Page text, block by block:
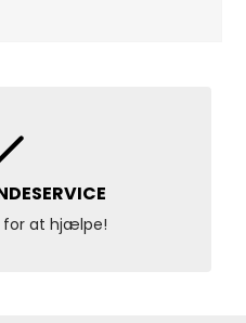
for at hjælpe!